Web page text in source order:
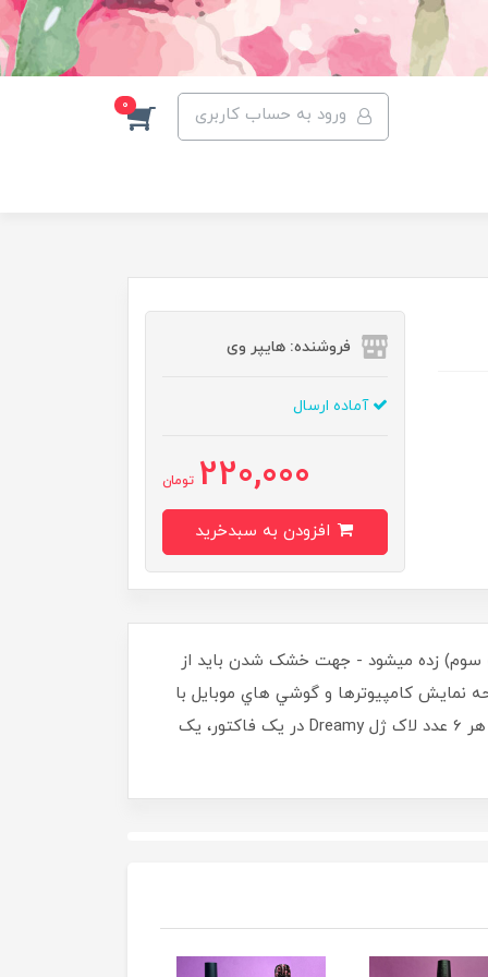
ورود به حساب کاربری 0
فروشنده: هایپر وی
آماده ارسال
220,000 تومان
سوم) زده ميشود - جهت خشک شدن بايد از
است، و صفحه نمايش کامپيوترها و گوشي هاي موبايل با
هم متفاوت ميباشد، ممکن است توناژ رنگ لاک ژل ارسالي با رنگي که در تصوير ميبينيد کمي متفاوت باشد - ((با خريد هر 6 عدد لاک ژل Dreamy در يک فاکتور، يک